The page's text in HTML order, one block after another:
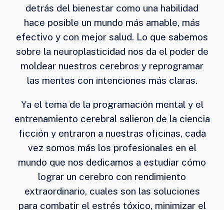
detrás del bienestar como una habilidad
hace posible un mundo más amable, más
efectivo y con mejor salud. Lo que sabemos
sobre la neuroplasticidad nos da el poder de
moldear nuestros cerebros y reprogramar
las mentes con intenciones más claras.
Ya el tema de la programación mental y el
entrenamiento cerebral salieron de la ciencia
ficción y entraron a nuestras oficinas, cada
vez somos más los profesionales en el
mundo que nos dedicamos a estudiar cómo
lograr un cerebro con rendimiento
extraordinario, cuales son las soluciones
para combatir el estrés tóxico, minimizar el